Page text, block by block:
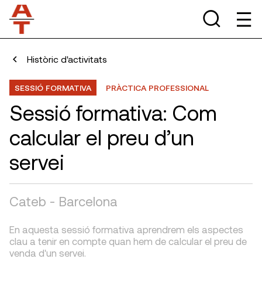
Històric d'activitats
SESSIÓ FORMATIVA PRÀCTICA PROFESSIONAL
Sessió formativa: Com
calcular el preu d’un
servei
Cateb - Barcelona
En aquesta sessió formativa aprendrem els aspectes
clau a tenir en compte quan hem de calcular el preu de
venda d'un servei.